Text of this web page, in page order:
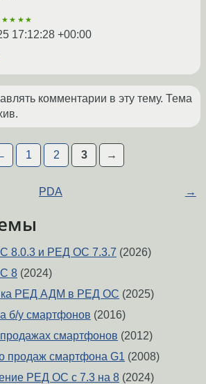
17:12:28 +00:00
комментарии в эту тему. Тема
1 2 3 →
PDA →
8.0.3 и РЕД ОС 7.3.7 (2026)
8 (2024)
РЕД АДМ в РЕД ОС (2025)
б/у смартфонов (2016)
смартфонов (2012)
продаж смартфона G1 (2008)
РЕД ОС с 7.3 на 8 (2024)